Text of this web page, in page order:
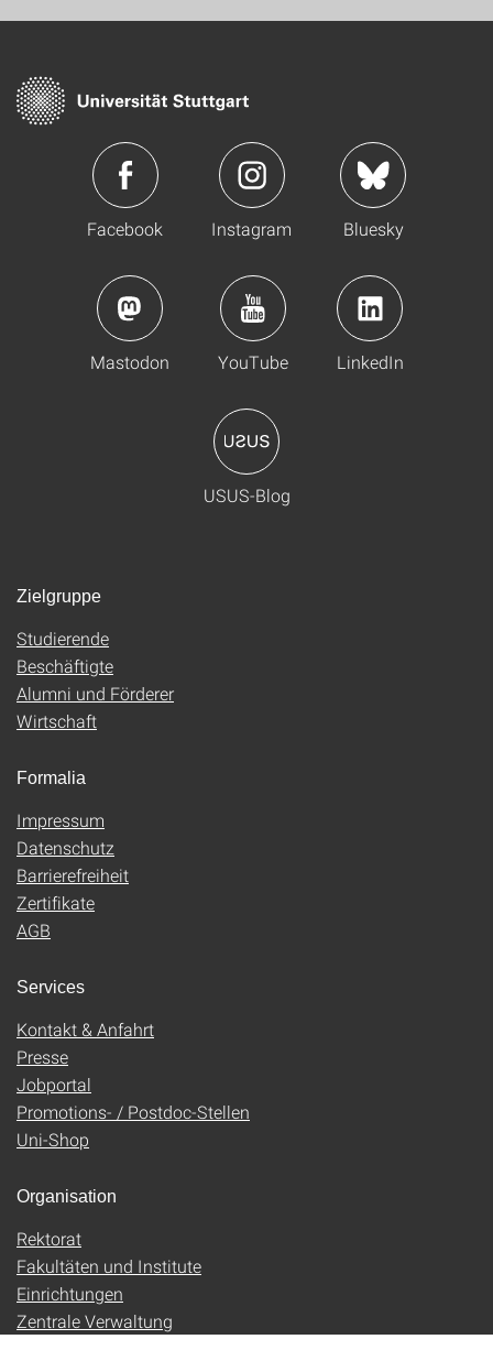
Facebook Instagram Bluesky
Mastodon YouTube LinkedIn
USUS-Blog
Zielgruppe
Studierende
Beschäftigte
Alumni und Förderer
Wirtschaft
Formalia
Impressum
Datenschutz
Barrierefreiheit
Zertifikate
AGB
Services
Kontakt & Anfahrt
Presse
Jobportal
Promotions- / Postdoc-Stellen
Uni-Shop
Organisation
Rektorat
Fakultäten und Institute
Einrichtungen
Zentrale Verwaltung